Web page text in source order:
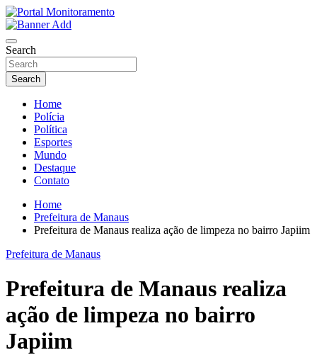
Skip
to
content
Portal Monitoramento
Search
Search
Home
Polícia
Política
Esportes
Mundo
Destaque
Contato
Home
Prefeitura de Manaus
Prefeitura de Manaus realiza ação de limpeza no bairro Japiim
Prefeitura de Manaus
Prefeitura de Manaus realiza
ação de limpeza no bairro
Japiim